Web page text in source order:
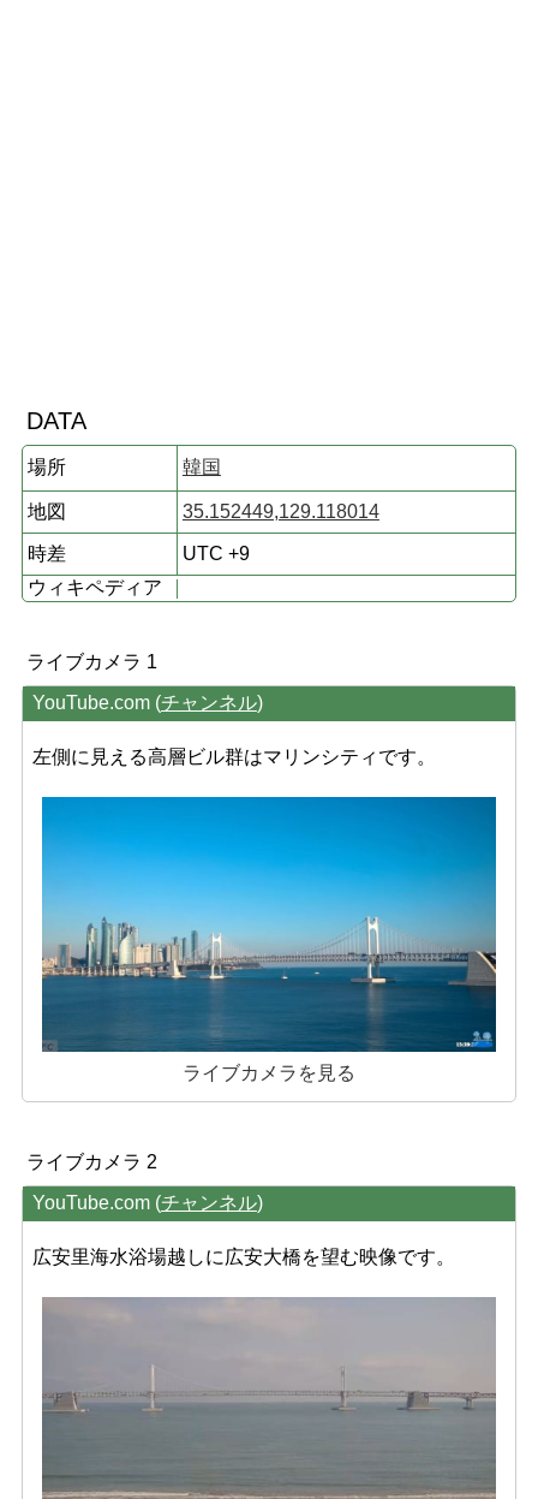
DATA
場所 韓国
地図 35.152449,129.118014
時差
UTC +9
ウィキペディア
ライブカメラ 1
YouTube.com (チャンネル)
左側に見える高層ビル群はマリンシティです。
ライブカメラを見る
ライブカメラ 2
YouTube.com (チャンネル)
広安里海水浴場越しに広安大橋を望む映像です。